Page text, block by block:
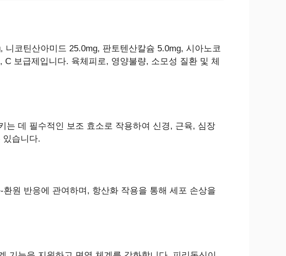
코틴산아미드 25.0mg, 판토텐산칼슘 5.0mg, 시아노코
보급제입니다. 육체피로, 영양불량, 소모성 질환 및 체
는 데 필수적인 보조 효소로 작용하여 신경, 근육, 심장
있습니다.
원 반응에 관여하며, 항산화 작용을 통해 세포 손상을